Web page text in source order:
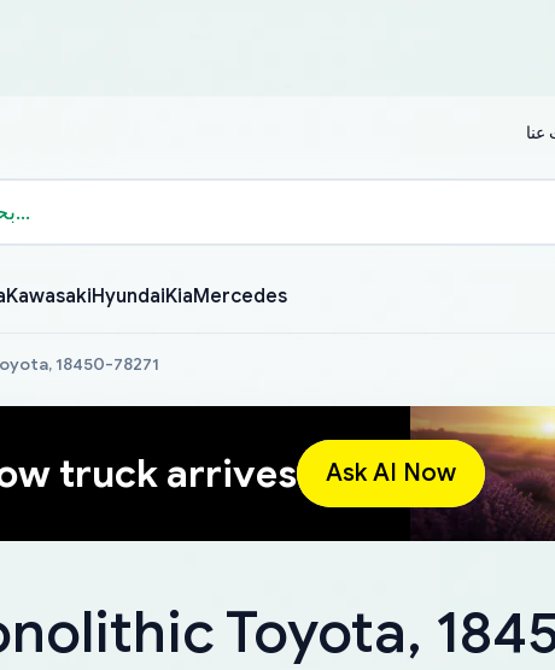
عنا
KawasakiHyundaiKiaMercedes
18450-78271
truck arrives Ask AI Now
Toyota,